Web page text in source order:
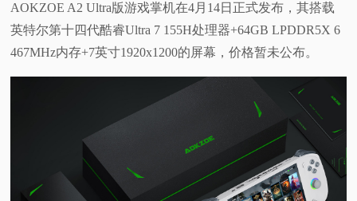
页
快
AOKZOE A2 Ultra版游戏掌机在4月14日正式发布，其搭载
英特尔第十四代酷睿Ultra 7 155H处理器+64GB LPDDR5X 6
467MHz内存+7英寸1920x1200的屏幕，价格暂未公布。